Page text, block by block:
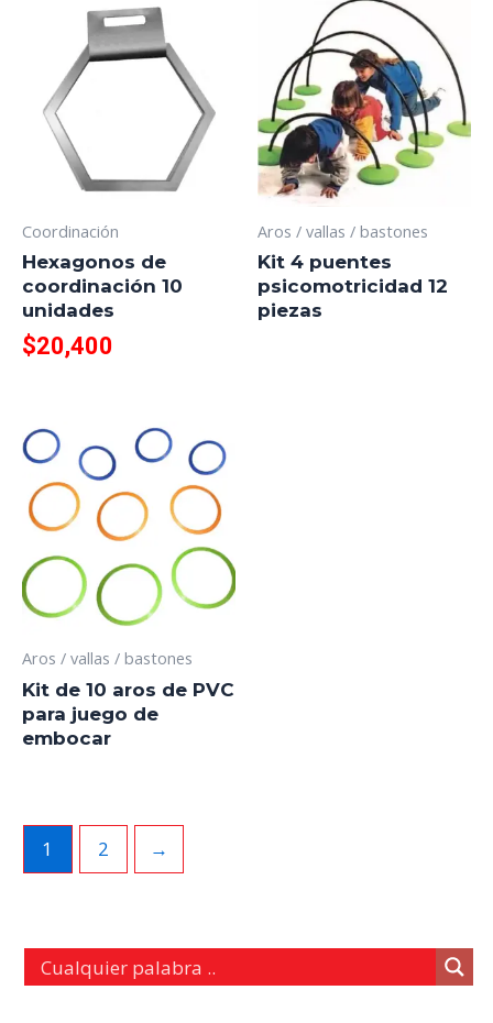
Coordinación
Hexagonos de
coordinación 10
unidades
$20,400
Aros / vallas / bastones
Kit 4 puentes
psicomotricidad 12
piezas
Aros / vallas / bastones
Kit de 10 aros de PVC
para juego de
embocar
1 2 →